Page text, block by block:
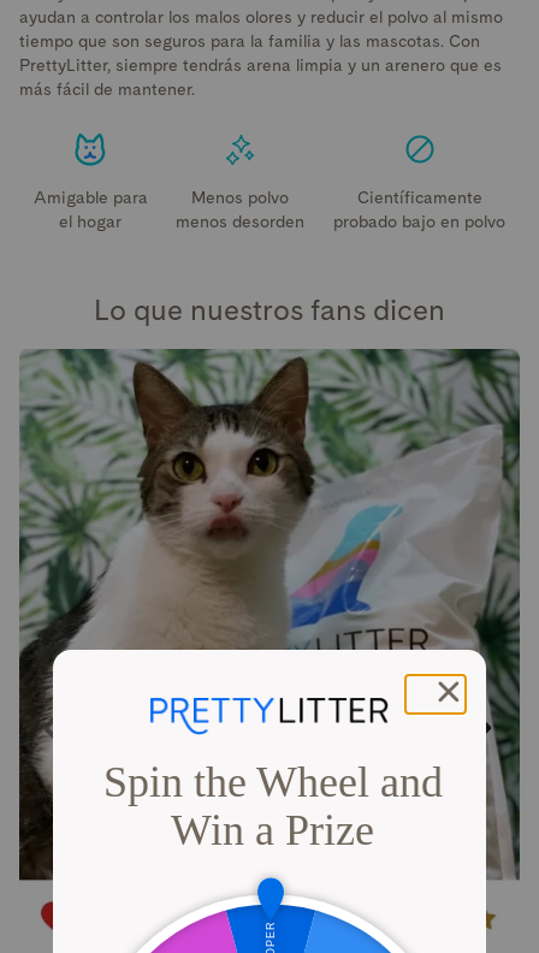
ayudan a controlar los malos olores y reducir el polvo al mismo
tiempo que son seguros para la familia y las mascotas. Con
PrettyLitter, siempre tendrás arena limpia y un arenero que es
más fácil de mantener.
Amigable para
el hogar
Menos polvo
menos desorden
Científicamente
probado bajo en polvo
Lo que nuestros fans dicen